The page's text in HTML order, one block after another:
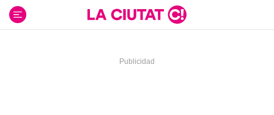
contenido